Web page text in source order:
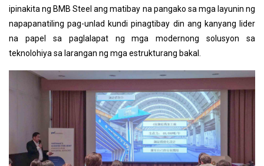
ipinakita ng BMB Steel ang matibay na pangako sa mga layunin ng
napapanatiling pag-unlad kundi pinagtibay din ang kanyang lider
na papel sa paglalapat ng mga modernong solusyon sa
teknolohiya sa larangan ng mga estrukturang bakal.